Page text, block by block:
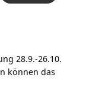
28.9.-26.10.
können das